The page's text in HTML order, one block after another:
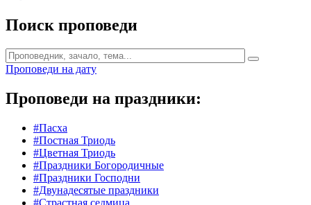
Поиск проповеди
Проповеди на дату
Проповеди на праздники:
#Пасха
#Постная Триодь
#Цветная Триодь
#Праздники Богородичные
#Праздники Господни
#Двунадесятые праздники